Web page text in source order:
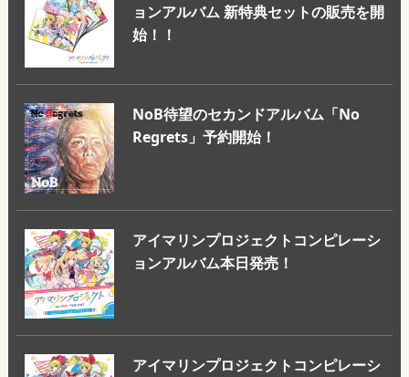
ョンアルバム 新特典セットの販売を開
始！！
NoB待望のセカンドアルバム「No
Regrets」予約開始！
アイマリンプロジェクトコンピレーシ
ョンアルバム本日発売！
アイマリンプロジェクトコンピレーシ